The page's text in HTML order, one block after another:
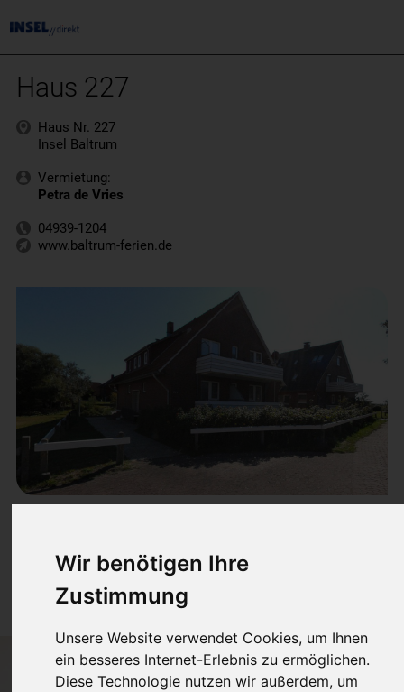
Wir benötigen Ihre
Zustimmung
Unsere Website verwendet Cookies, um Ihnen
ein besseres Internet-Erlebnis zu ermöglichen.
Diese Technologie nutzen wir außerdem, um
Haus 227
Haus Nr. 227
Insel Baltrum
Vermietung:
Petra de Vries
04939-1204
www.baltrum-ferien.de
Kleine Robbe